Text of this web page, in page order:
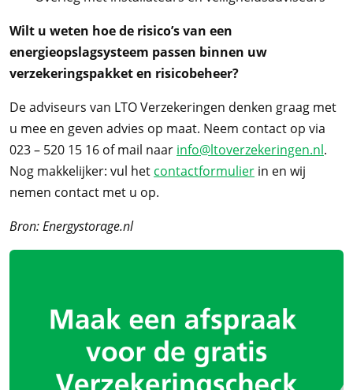
Wilt u weten hoe de risico’s van een
energieopslagsysteem passen binnen uw
verzekeringspakket en risicobeheer?
De adviseurs van LTO Verzekeringen denken graag met
u mee en geven advies op maat. Neem contact op via
023 – 520 15 16 of mail naar info@ltoverzekeringen.nl.
Nog makkelijker: vul het contactformulier in en wij
nemen contact met u op.
Bron: Energystorage.nl